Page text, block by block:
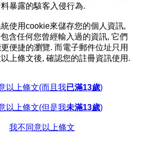
暴露的駭客入侵行為.
使用cookie來儲存您的個人資訊,
含任何您曾經輸入過的資訊, 它們
便捷的瀏覽. 而電子郵件位址只用
上條文後, 確認您的註冊資訊使用.
以上條文(而且我已滿13歲)
以上條文(但是我未滿13歲)
我不同意以上條文